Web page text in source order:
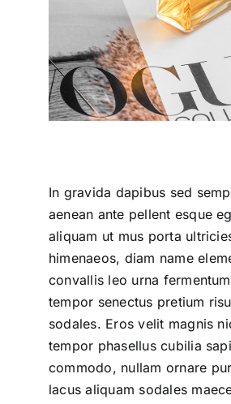
In gravida dapibus sed
aenean ante pellent esque
aliquam ut mus porta
himenaeos, diam name
convallis leo urna
tempor senectus pretium
sodales. Eros velit magnis
tempor phasellus cubilia
commodo, nullam ornare
lacus aliquam sodales